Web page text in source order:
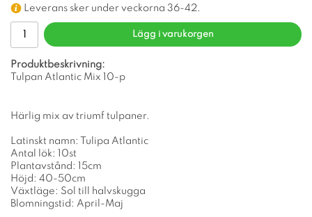
Leverans sker under veckorna 36-42.
Lägg i varukorgen
Produktbeskrivning:
Tulpan Atlantic Mix 10-p
Härlig mix av triumf tulpaner.
Latinskt namn: Tulipa Atlantic
Antal lök: 10st
Plantavstånd: 15cm
Höjd: 40-50cm
Växtläge: Sol till halvskugga
Blomningstid: April-Maj